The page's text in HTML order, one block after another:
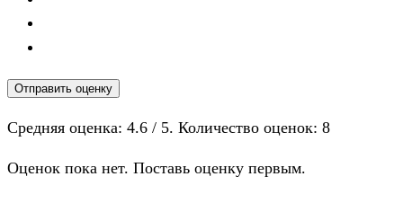
Отправить оценку
Средняя оценка: 4.6 / 5. Количество оценок: 8
Оценок пока нет. Поставь оценку первым.